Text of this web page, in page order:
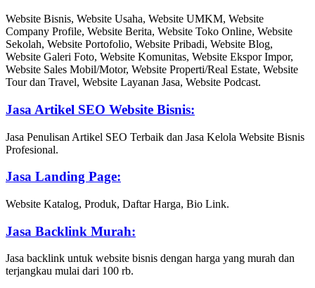
Website Bisnis, Website Usaha, Website UMKM, Website
Company Profile, Website Berita, Website Toko Online, Website
Sekolah, Website Portofolio, Website Pribadi, Website Blog,
Website Galeri Foto, Website Komunitas, Website Ekspor Impor,
Website Sales Mobil/Motor, Website Properti/Real Estate, Website
Tour dan Travel, Website Layanan Jasa, Website Podcast.
Jasa Artikel SEO Website Bisnis:
Jasa Penulisan Artikel SEO Terbaik dan Jasa Kelola Website Bisnis
Profesional.
Jasa Landing Page:
Website Katalog, Produk, Daftar Harga, Bio Link.
Jasa Backlink Murah:
Jasa backlink untuk website bisnis dengan harga yang murah dan
terjangkau mulai dari 100 rb.